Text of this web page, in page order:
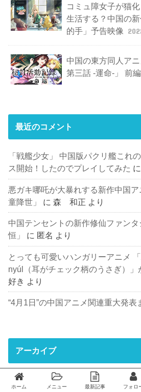
コミュ障女子が猫
生活する？中国の
的手」予告映像
中国の東方同人ア
第三話 -運命-」 前
最近のコメント
「戦艦少女」 中国版パクリ艦これ
ス開始！したのでプレイしてみた に
悪ガキ哪吒が大暴れする新作中国
童降世」
に森 和正 より
中国テンセントの新作修仙ファン
恒」
に 匿名 より
とっても可愛いハンガリーアニメ
nyúl（耳がチェック柄のうさぎ）」
好き より
“4月1日”の中国アニメ関連重大発表
アーカイブ
2022年4月
ホーム メニュー 最新記事 フォロ
Twitter